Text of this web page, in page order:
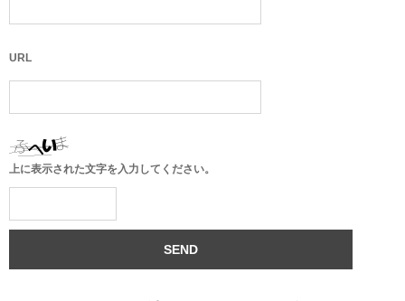
URL
上に表示された文字を入力してください。